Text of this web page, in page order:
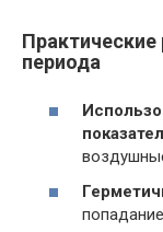
периода
попадание